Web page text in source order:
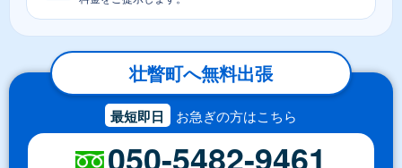
壮瞥町へ無料出張
最短即日 お急ぎの方はこちら
050-5482-9461